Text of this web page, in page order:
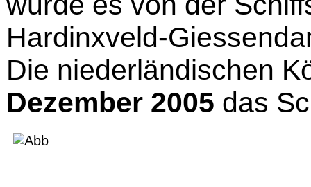
Hardinxveld-
Die niederländischen
Dezember 2005 das